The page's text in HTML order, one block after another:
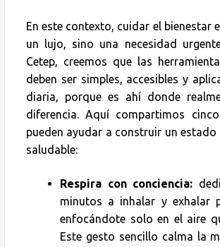
En este contexto, cuidar el bienestar
un lujo, sino una necesidad
Cetep, creemos que las
deben ser simples, accesibles y
diaria, porque es ahí donde
diferencia. Aquí compartimos
pueden ayudar a construir un
saludable:
Respira con conciencia:
minutos a inhalar y exhalar
enfocándote solo en el aire
Este gesto sencillo calma la